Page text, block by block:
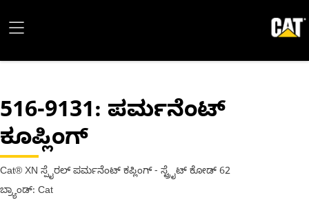
516-9131: ಪರ್ಮನೆಂಟ್
ಕೂಪ್ಲಿಂಗ್
Cat® XN ಸ್ಪೈರಲ್ ಪರ್ಮನೆಂಟ್ ಕಪ್ಲಿಂಗ್ - ಸ್ಟ್ರೈಟ್ ಕೋಡ್ 62
ಬ್ರ್ಯಾಂಡ್: Cat